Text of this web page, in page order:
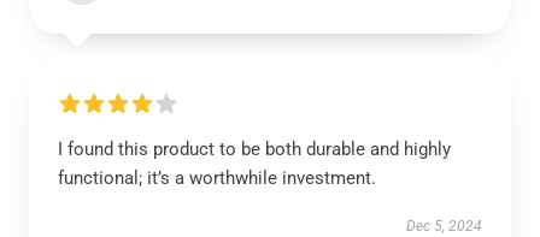
I found this product to be both durable and highly
functional; it’s a worthwhile investment.
Dec 5, 2024